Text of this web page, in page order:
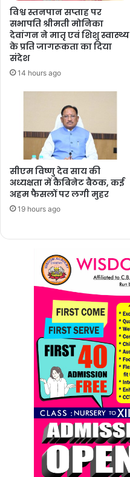
विश्व स्तनपान सप्ताह पर
सभापति श्रीमती मोनिका
देवांगन ने मातृ एवं शिशु स्वास्थ्य
के प्रति जागरूकता का दिया
संदेश
14 hours ago
सीएम विष्णु देव साय की
अध्यक्षता में कैबिनेट बैठक, कई
अहम फैसलों पर लगी मुहर
19 hours ago